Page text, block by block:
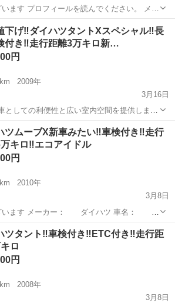
す プロフィールを読んでください。 メー
： エッセ グレード： X 排気量：
660cc 車体色: シルバー 年式：平成18年8月 車検: 付き ...
駅 エッセ ダイハツエッセ
下げ‼️ダイハツタントXスペシャル‼️長
付き‼️走行距離3万キロ新…
円
2009年
3月16日
としての利便性と広い室内空間を提供しま
人乗り ご覧いただきありがとうございます...
駅 タント 走行距離
ツムーブX新車みたい‼️車検付き‼️走行
キロ‼️エコアイドル
円
2010年
3月8日
ツ 車名： ム
式：平成22年12月 車
検:1年間 ボディタイプ：軽自動車 ミッショ...
駅 ムーヴ 走行距離
ツタント‼️車検付き‼️ETC付き‼️走行距
ロ
円
2008年
3月8日